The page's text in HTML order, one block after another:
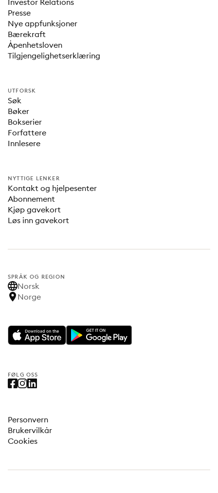
Investor Relations
Presse
Nye appfunksjoner
Bærekraft
Åpenhetsloven
Tilgjengelighetserklæring
UTFORSK
Søk
Bøker
Bokserier
Forfattere
Innlesere
NYTTIGE LENKER
Kontakt og hjelpesenter
Abonnement
Kjøp gavekort
Løs inn gavekort
SPRÅK OG REGION
Norsk
Norge
FØLG OSS
Personvern
Brukervilkår
Cookies